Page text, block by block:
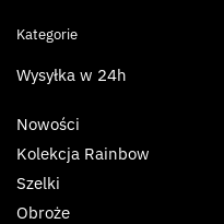
Kategorie
Wysyłka w 24h
Nowości
Kolekcja Rainbow
Szelki
Obroże